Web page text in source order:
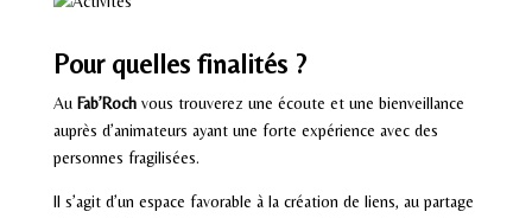
Pour quelles finalités ?
Au Fab’Rochvous trouverez une écoute et une bienveillance
auprès d’animateurs ayant une forte expérience avec des
personnes fragilisées.
Il s’agit d’un espace favorable à la création de liens, au partage